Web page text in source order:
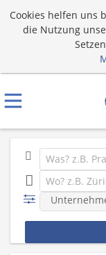
Cookies helfen uns
die Nutzung